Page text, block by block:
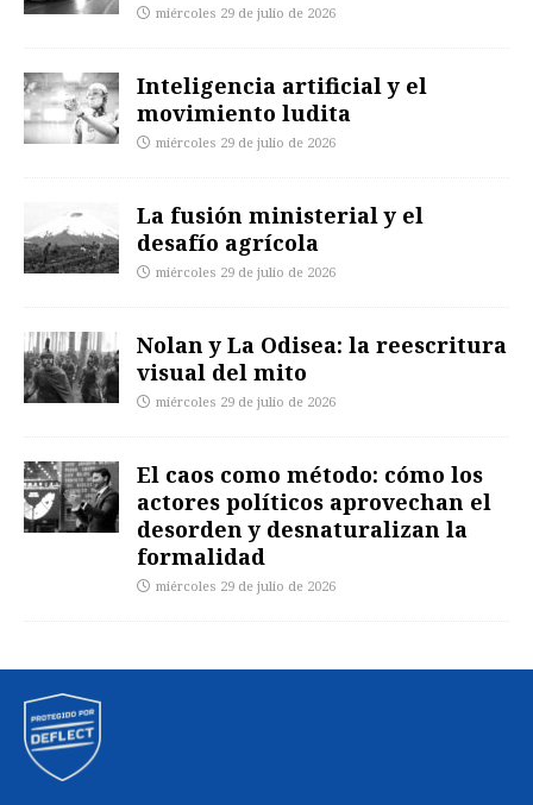
miércoles 29 de julio de 2026
Inteligencia artificial y el
movimiento ludita
miércoles 29 de julio de 2026
La fusión ministerial y el
desafío agrícola
miércoles 29 de julio de 2026
Nolan y La Odisea: la reescritura
visual del mito
miércoles 29 de julio de 2026
El caos como método: cómo los
actores políticos aprovechan el
desorden y desnaturalizan la
formalidad
miércoles 29 de julio de 2026